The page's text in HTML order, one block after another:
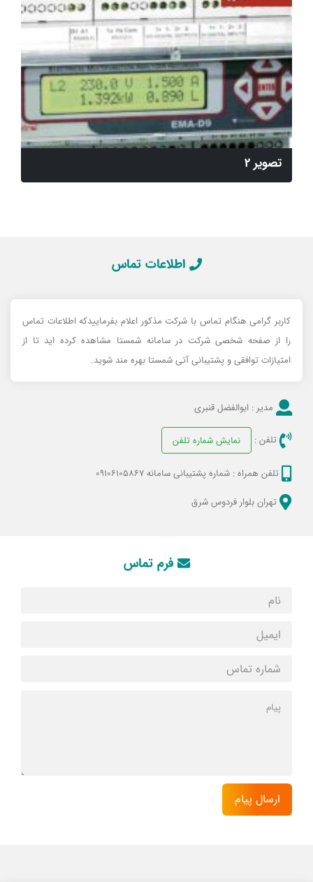
تصویر 2
اطلاعات تماس
کاربر گرامی هنگام تماس با شرکت مذکور اعلام بفرماییدکه اطلاعات تماس
را از صفحه شخصی شرکت در سامانه شمستا مشاهده کرده اید تا از
امتیازات توافقی و پشتیبانی آتی شمستا بهره مند شوید.
مدیر : ابوالفضل قنبری
تلفن : نمایش شماره تلفن
تلفن همراه : شماره پشتیبانی سامانه 09106105867
تهران بلوار فردوس شرق
فرم تماس